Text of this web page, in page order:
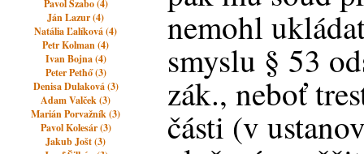
Pavol Szabo (4)
Ján Lazur (4)
Natália Ľalíková (4)
Petr Kolman (4)
Ivan Bojna (4)
Peter Pethő (3)
Denisa Dulaková (3)
Adam Valček (3)
Marián Porvažník (3)
Pavol Kolesár (3)
Jakub Jošt (3)
nemohl
smyslu § 53
zák., neboť
části (v